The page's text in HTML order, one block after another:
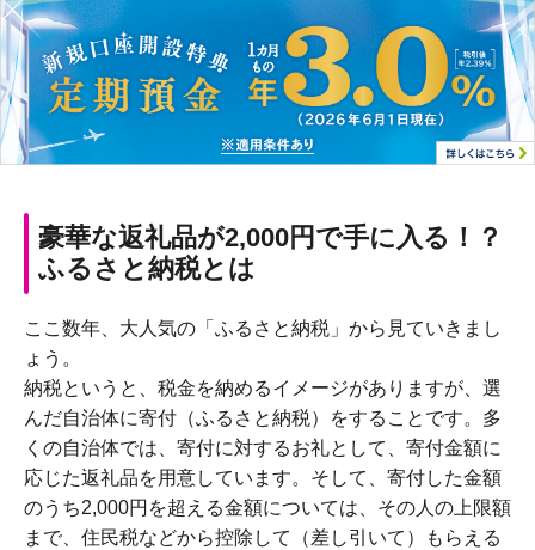
豪華な返礼品が2,000円で手に入る！？
ふるさと納税とは
ここ数年、大人気の「ふるさと納税」から見ていきまし
ょう。
納税というと、税金を納めるイメージがありますが、選
んだ自治体に寄付（ふるさと納税）をすることです。多
くの自治体では、寄付に対するお礼として、寄付金額に
応じた返礼品を用意しています。そして、寄付した金額
のうち2,000円を超える金額については、その人の上限額
まで、住民税などから控除して（差し引いて）もらえる